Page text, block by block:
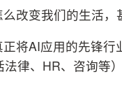
改变我们的生活，
将AI应用的先锋
律、HR、咨询等